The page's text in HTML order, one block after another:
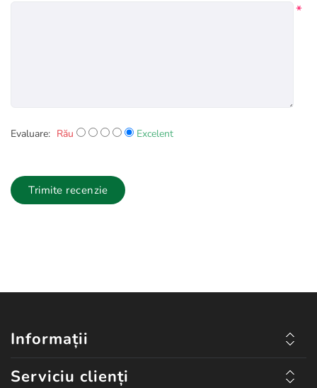
*
Evaluare: Rău Excelent
Trimite recenzie
Informații
Serviciu clienți